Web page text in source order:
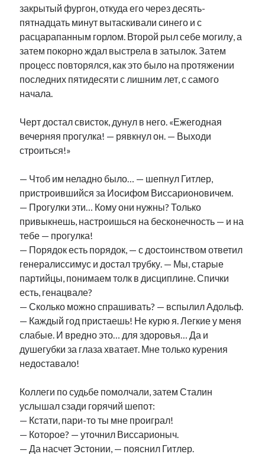
закрытый фургон, откуда его через десять-
пятнадцать минут вытаскивали синего и с
расцарапанным горлом. Второй рыл себе могилу, а
затем покорно ждал выстрела в затылок. Затем
процесс повторялся, как это было на протяжении
последних пятидесяти с лишним лет, с самого
начала.
Черт достал свисток, дунул в него. «Ежегодная
вечерняя прогулка! — рявкнул он. — Выходи
строиться!»
— Чтоб им неладно было… — шепнул Гитлер,
пристроившийся за Иосифом Виссарионовичем.
— Прогулки эти… Кому они нужны? Только
привыкнешь, настроишься на бесконечность — и на
тебе — прогулка!
— Порядок есть порядок, — с достоинством ответил
генералиссимус и достал трубку. — Мы, старые
партийцы, понимаем толк в дисциплине. Спички
есть, генацвале?
— Сколько можно спрашивать? — вспылил Адольф.
— Каждый год пристаешь! Не курю я. Легкие у меня
слабые. И вредно это… для здоровья… Да и
душегубки за глаза хватает. Мне только курения
недоставало!
Коллеги по судьбе помолчали, затем Сталин
услышал сзади горячий шепот:
— Кстати, пари-то ты мне проиграл!
— Которое? — уточнил Виссарионыч.
— Да насчет Эстонии, — пояснил Гитлер.